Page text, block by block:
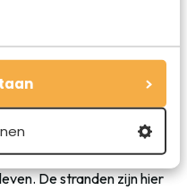
Barbados als je een
De stranden zijn hier